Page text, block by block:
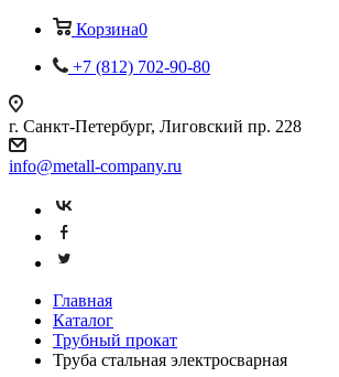
Корзина0
+7 (812) 702-90-80
г. Санкт-Петербург, Лиговский пр. 228
info@metall-company.ru
Главная
Каталог
Трубный прокат
Труба стальная электросварная